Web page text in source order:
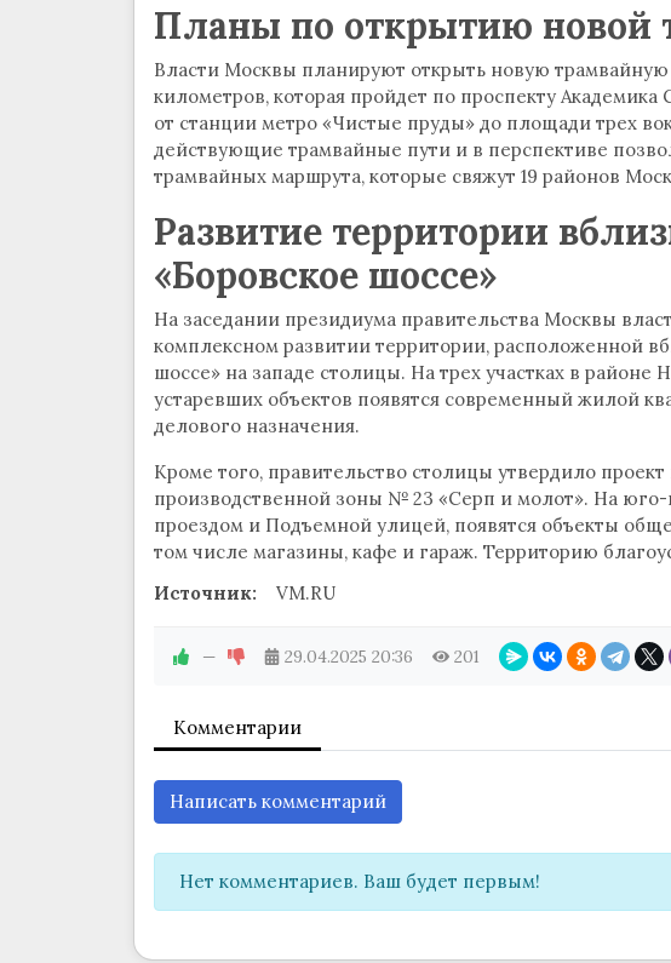
Планы по открытию новой
Власти Москвы планируют открыть новую
километров, которая пройдет по проспекту
от станции метро «Чистые пруды» до площади трех
действующие трамвайные пути и в перспективе
трамвайных маршрута, которые свяжут 19 районов
Развитие территории
«Боровское шоссе»
На заседании президиума правительства Москвы
комплексном развитии территории, расположенной
шоссе» на западе столицы. На трех участках в
устаревших объектов появятся современный жилой
делового назначения.
Кроме того, правительство столицы утвердило
производственной зоны № 23 «Серп и молот». На
проездом и Подъемной улицей, появятся объекты
том числе магазины, кафе и гараж. Территорию
Источник:
VM.RU
— 29.04.2025 20:36 201
Комментарии
Написать комментарий
Нет комментариев. Ваш будет первым!